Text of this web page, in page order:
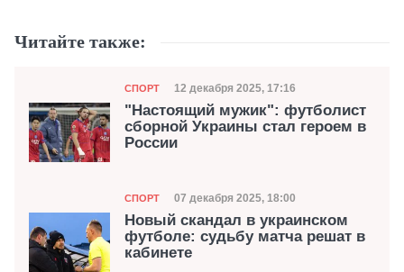
Читайте также:
Категория
СПОРТ Дата публикации
12 декабря 2025, 17:16
"Настоящий мужик": футболист
сборной Украины стал героем в
России
Категория
СПОРТ Дата публикации
07 декабря 2025, 18:00
Новый скандал в украинском
футболе: судьбу матча решат в
кабинете